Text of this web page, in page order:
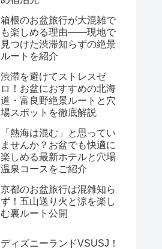
箱根のお盆旅行が大混雑で
も楽しめる理由――現地で
見つけた渋滞知らずの絶景
ルートを紹介
渋滞を避けてストレスゼ
ロ！お盆におすすめの北海
道・富良野絶景ルートと穴
場スポットを徹底解説
「熱海は混む」と思ってい
ませんか？お盆でも快適に
楽しめる最新ホテルと穴場
温泉コースをご紹介
京都のお盆旅行は混雑知ら
ず！五山送り火と涼を楽し
む裏ルート公開
ディズニーランドVSUSJ！